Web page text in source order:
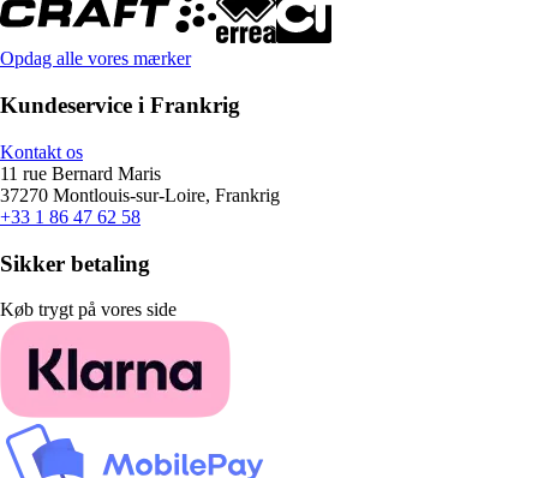
Opdag alle vores mærker
Kundeservice i Frankrig
Kontakt os
11 rue Bernard Maris
37270 Montlouis-sur-Loire, Frankrig
+33 1 86 47 62 58
Sikker betaling
Køb trygt på vores side